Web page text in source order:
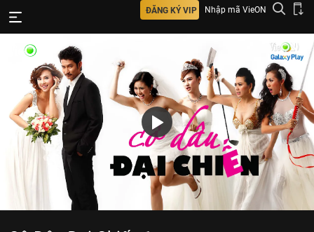
ĐĂNG KÝ VIP Nhập mã VieON